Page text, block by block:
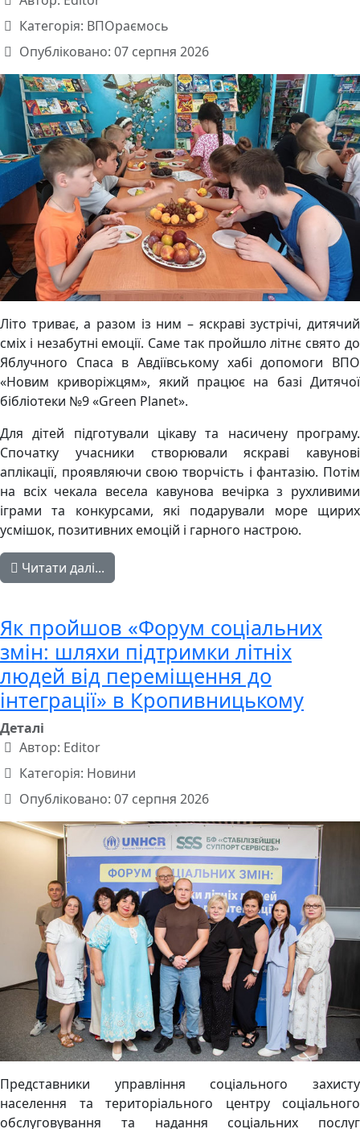
Категорія: ВПОраємось
Опубліковано: 07 серпня 2026
Літо триває, а разом із ним – яскраві зустрічі, дитячий
сміх і незабутні емоції. Саме так пройшло літнє свято до
Яблучного Спаса в Авдіївському хабі допомоги ВПО
«Новим криворіжцям», який працює на базі Дитячої
бібліотеки №9 «Green Planet».
Для дітей підготували цікаву та насичену програму.
Спочатку учасники створювали яскраві кавунові
аплікації, проявляючи свою творчість і фантазію. Потім
на всіх чекала весела кавунова вечірка з рухливими
іграми та конкурсами, які подарували море щирих
усмішок, позитивних емоцій і гарного настрою.
Читати далі...
Як пройшов «Форум соціальних
змін: шляхи підтримки літніх
людей від переміщення до
інтеграції» в Кропивницькому
Деталі
Автор: Editor
Категорія: Новини
Опубліковано: 07 серпня 2026
Представники управління соціального захисту
населення та територіального центру соціального
обслуговування та надання соціальних послуг